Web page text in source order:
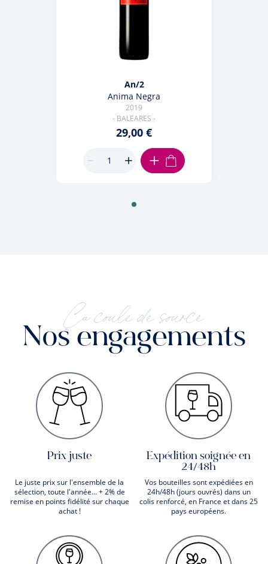
An/2
Anima Negra
2019
- BALEARES -
29,00 €
AJOUTER AU PANIER
Ça coule de source
Nos engagements
Prix juste
Le juste prix sur l'ensemble de la
sélection, toute l'année... + 2% de
remise en points fidélité sur chaque
achat !
Expédition soignée en
24/48h
Vos bouteilles sont expédiées en
24h/48h (jours ouvrés) dans un
colis renforcé, en France et dans 25
pays européens.